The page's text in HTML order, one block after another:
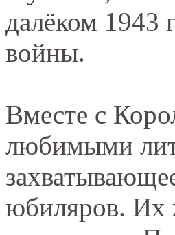
далёком 1943
войны.
Вместе с
любимыми
юбиляров. Их